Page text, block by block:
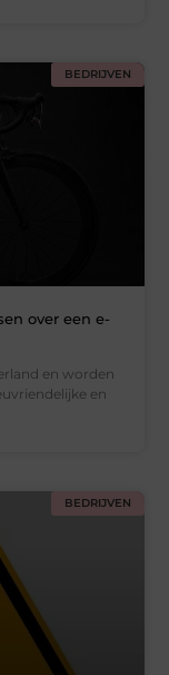
BEDRIJVEN
over een e-
en worden
en
BEDRIJVEN